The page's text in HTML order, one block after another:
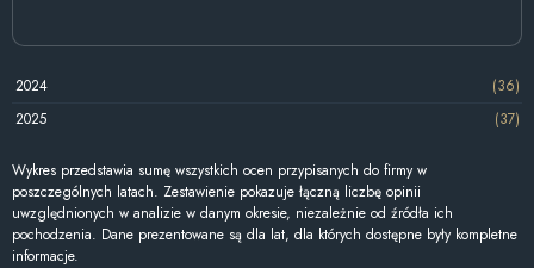
2024
(36)
2025
(37)
Wykres przedstawia sumę wszystkich ocen przypisanych do firmy w
poszczególnych latach. Zestawienie pokazuje łączną liczbę opinii
uwzględnionych w analizie w danym okresie, niezależnie od źródła ich
pochodzenia. Dane prezentowane są dla lat, dla których dostępne były kompletne
informacje.